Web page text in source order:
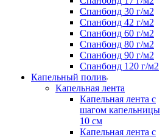
Спанбонд 30 г/м2
Спанбонд 42 г/м2
Спанбонд 60 г/м2
Спанбонд 80 г/м2
Спанбонд 90 г/м2
Спанбонд 120 г/м2
Капельный полив
Капельная лента
Капельная лента с
шагом капельницы
10 см
Капельная лента с